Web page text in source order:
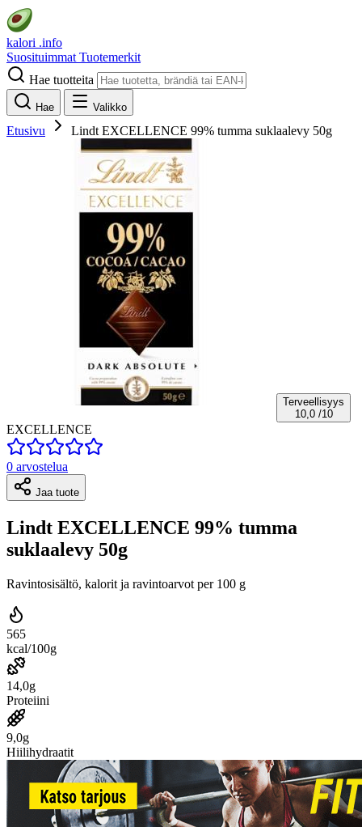
kalori .info
Suosituimmat Tuotemerkit
Hae tuotteita
Hae Valikko
Etusivu Lindt EXCELLENCE 99% tumma suklaalevy 50g
Terveellisyys
10,0 /10
EXCELLENCE
0 arvostelua
Jaa tuote
Lindt EXCELLENCE 99% tumma
suklaalevy 50g
Ravintosisältö, kalorit ja ravintoarvot per 100 g
565
kcal/100g
14,0g
Proteiini
9,0g
Hiilihydraatit